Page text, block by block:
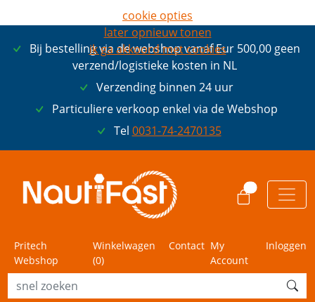
Bij bestelling via de webshop vanaf Eur 500,00 geen
verzend/logistieke kosten in NL
Verzending binnen 24 uur
Particuliere verkoop enkel via de Webshop
Tel 0031-74-2470135
Pritech
Webshop
Winkelwagen
(0)
Contact My
Account
Inloggen
cookie opties
later opnieuw tonen
ik ga akkoord met cookies